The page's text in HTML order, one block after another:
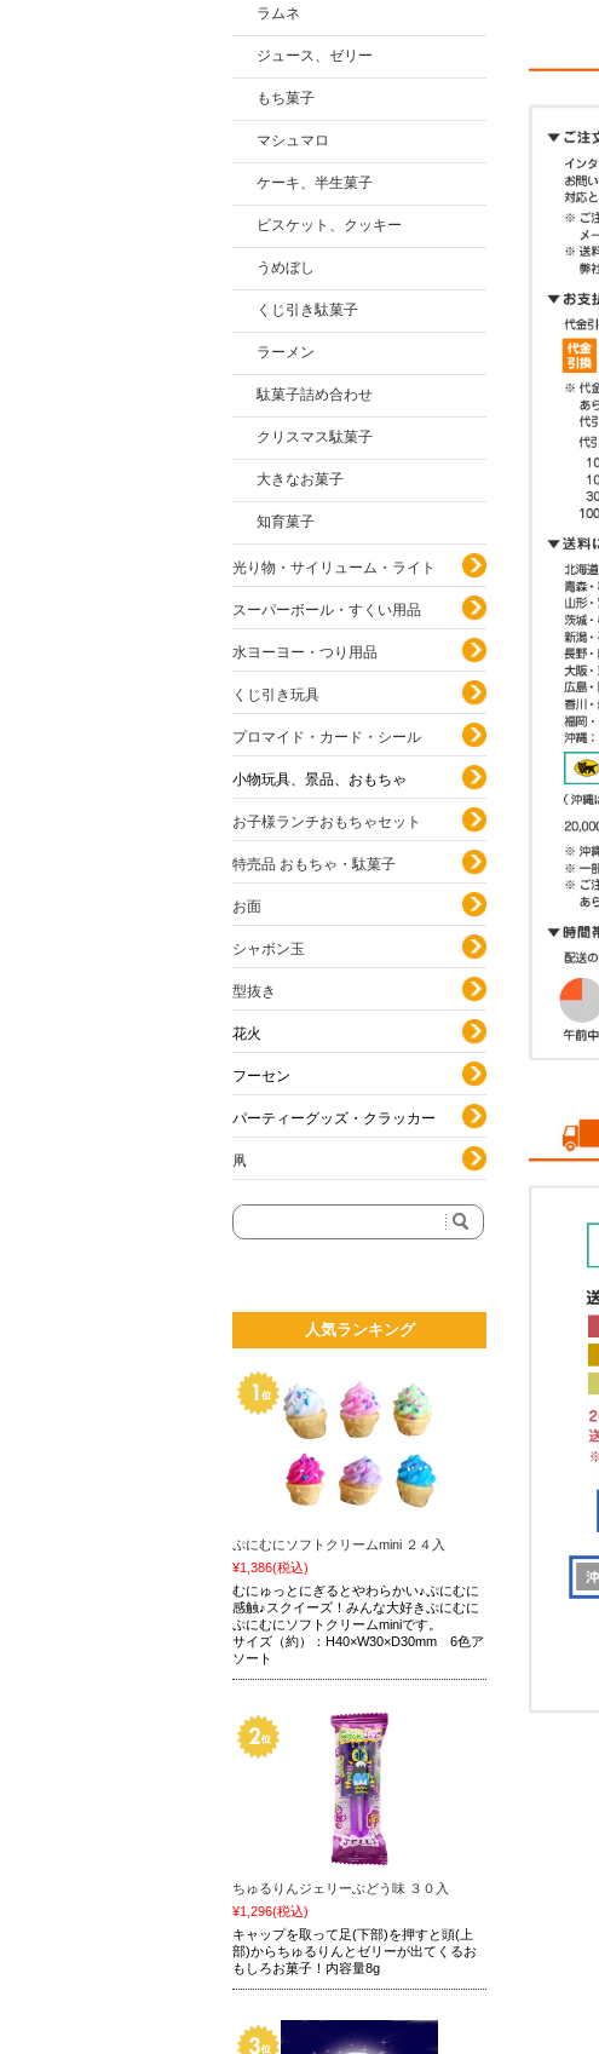
ラムネ
ジュース、ゼリー
もち菓子
マシュマロ
ケーキ、半生菓子
ビスケット、クッキー
うめぼし
くじ引き駄菓子
ラーメン
駄菓子詰め合わせ
クリスマス駄菓子
大きなお菓子
知育菓子
光り物・サイリューム・ライト
スーパーボール・すくい用品
水ヨーヨー・つり用品
くじ引き玩具
プロマイド・カード・シール
小物玩具、景品、おもちゃ
お子様ランチおもちゃセット
特売品 おもちゃ・駄菓子
お面
シャボン玉
型抜き
花火
フーセン
パーティーグッズ・クラッカー
凧
人気ランキング
ぷにむにソフトクリームmini ２４入
¥1,386(税込)
むにゅっとにぎるとやわらかい♪ぷにむに
感触♪スクイーズ！みんな大好きぷにむに
ぷにむにソフトクリームminiです。
サイズ（約）：H40×W30×D30mm 6色ア
ソート
ちゅるりんジェリーぶどう味 ３０入
¥1,296(税込)
キャップを取って足(下部)を押すと頭(上
部)からちゅるりんとゼリーが出てくるお
もしろお菓子！内容量8g